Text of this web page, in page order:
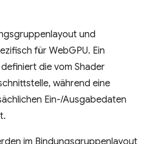
und
für WebGPU. Ein
die vom Shader
während eine
Ein-/Ausgabedaten
im Bindungsgruppenlayout